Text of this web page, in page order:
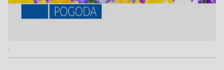
.